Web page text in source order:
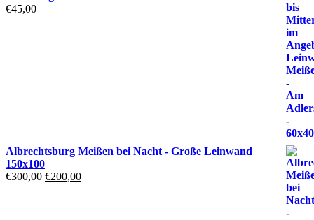
€45,00
Albrechtsburg Meißen bei Nacht - Große Leinwand
150x100
€300,00 Ursprünglicher
€200,00Aktueller